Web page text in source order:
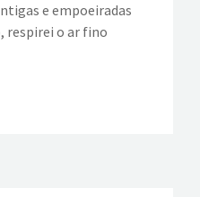
e empoeiradas
respirei o ar fino